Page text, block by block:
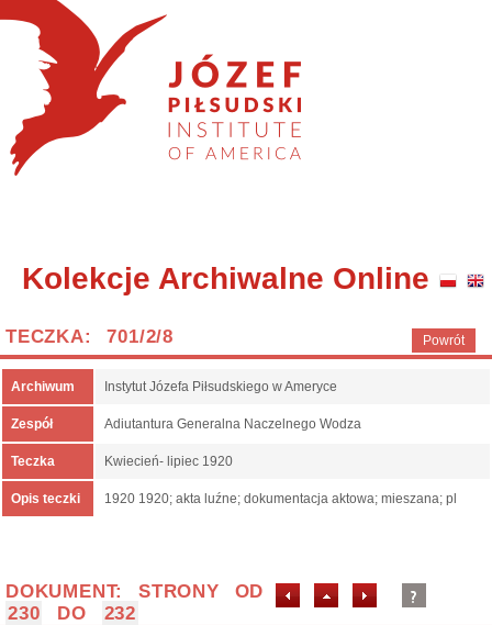
Kolekcje Archiwalne Online
Powrót
TECZKA: 701/2/8
Archiwum Instytut Józefa Piłsudskiego w Ameryce
Zespół Adiutantura Generalna Naczelnego Wodza
Teczka Kwiecień- lipiec 1920
Opis teczki 1920 1920; akta luźne; dokumentacja aktowa; mieszana; pl
DOKUMENT: STRONY OD
230
DO 232